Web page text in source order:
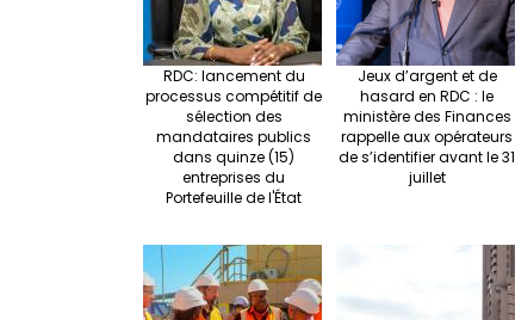
RDC: lancement du
processus compétitif de
sélection des
mandataires publics
dans quinze (15)
entreprises du
Portefeuille de l'État
Jeux d’argent et de
hasard en RDC : le
ministère des Finances
rappelle aux opérateurs
de s’identifier avant le 31
juillet